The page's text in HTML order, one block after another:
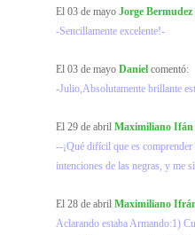
El 03 de mayo Jorge Bermudez
-Sencillamente excelente!-
El 03 de mayo Daniel comentó:
-Julio,Absolutamente brillante
El 29 de abril Maximiliano Ifán
--¡Qué difícil que es comprender
intenciones de las negras, y me
El 28 de abril Maximiliano
Aclarando estaba Armando:1)